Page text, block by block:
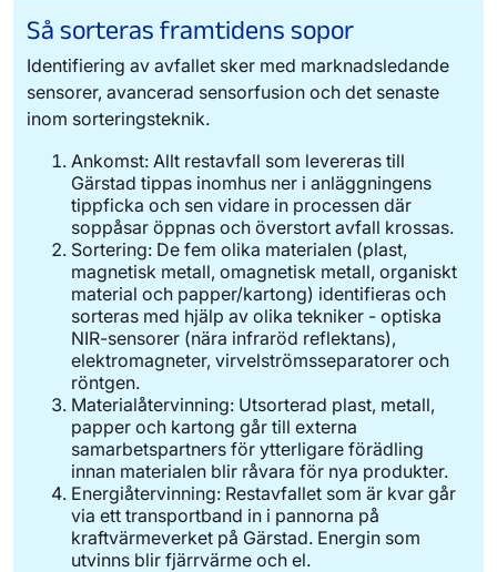
Så sorteras framtidens sopor
Identifiering av avfallet sker med marknadsledande
sensorer, avancerad sensorfusion och det senaste
inom sorteringsteknik.
Ankomst: Allt restavfall som levereras till
Gärstad tippas inomhus ner i anläggningens
tippficka och sen vidare in processen där
soppåsar öppnas och överstort avfall krossas.
Sortering: De fem olika materialen (plast,
magnetisk metall, omagnetisk metall, organiskt
material och papper/kartong) identifieras och
sorteras med hjälp av olika tekniker - optiska
NIR-sensorer (nära infraröd reflektans),
elektromagneter, virvelströmsseparatorer och
röntgen.
Materialåtervinning: Utsorterad plast, metall,
papper och kartong går till externa
samarbetspartners för ytterligare förädling
innan materialen blir råvara för nya produkter.
Energiåtervinning: Restavfallet som är kvar går
via ett transportband in i pannorna på
kraftvärmeverket på Gärstad. Energin som
utvinns blir fjärrvärme och el.